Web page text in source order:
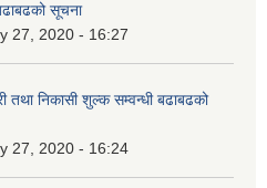
सूचना
27, 2020 - 16:27
तथा निकासी शुल्क सम्वन्धी बढाबढको
27, 2020 - 16:24